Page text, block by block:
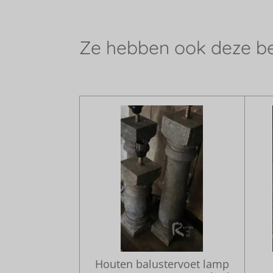
Ze hebben ook deze
Houten balustervoet lamp